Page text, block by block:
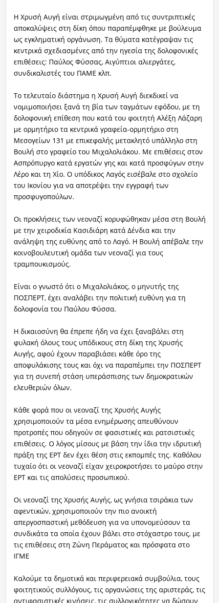
Η Χρυσή Αυγή είναι στριμωγμένη από τις συντριπτικές
αποκαλύψεις στη δίκη όπου παραπέμφθηκε με βούλευμα
ως εγκληματική οργάνωση. Τα θύματα κατέγραψαν τις
κεντρικά σχεδιασμένες από την ηγεσία της δολοφονικές
επιθέσεις: Παύλος Φύσσας, Αιγύπτιοι αλιεργάτες,
συνδικαλιστές του ΠΑΜΕ κλπ.
Το τελευταίο διάστημα η Χρυσή Αυγή διεκδικεί να
νομιμοποιήσει ξανά τη βία των ταγμάτων εφόδου, με τη
δολοφονική επίθεση που κατά του φοιτητή Αλέξη Λάζαρη
με ορμητήριο τα κεντρικά γραφεία-ορμητήριο στη
Μεσογείων 131 με επικεφαλής μετακλητό υπάλληλο στη
Βουλή στο γραφείο του Μιχαλολιάκου. Με επιθέσεις στον
Ασπρόπυργο κατά εργατών γης και κατά προσφύγων στην
Λέρο και τη Χίο. Ο υπόδικος Λαγός εισέβαλε στο σχολείο
του Ικονίου για να αποτρέψει την εγγραφή των
προσφυγοπούλων.
Οι προκλήσεις των νεοναζί κορυφώθηκαν μέσα στη Βουλή
με την χειροδικία Κασιδιάρη κατά Δένδια και την
ανάληψη της ευθύνης από το Λαγό. Η Βουλή απέβαλε την
κοινοβουλευτική ομάδα των νεοναζί για τους
τραμπουκισμούς.
Είναι ο γνωστό ότι ο Μιχαλολιάκος, ο μηνυτής της
ΠΟΣΠΕΡΤ, έχει αναλάβει την πολιτική ευθύνη για τη
δολοφονία του Παύλου Φύσσα.
Η δικαιοσύνη θα έπρεπε ήδη να έχει ξαναβάλει στη
φυλακή όλους τους υπόδικους στη δίκη της Χρυσής
Αυγής, αφού έχουν παραβιάσει κάθε όρο της
αποφυλάκισης τους και όχι να παραπέμπει την ΠΟΣΠΕΡΤ
για τη συνεπή στάση υπεράσπισης των δημοκρατικών
ελευθεριών όλων.
Κάθε φορά που οι νεοναζί της Χρυσής Αυγής
χρησιμοποιούν τα μέσα ενημέρωσης απευθύνουν
προτροπές που οδηγούν σε φασιστικές και ρατσιστικές
επιθέσεις. Ο λόγος μίσους με βάση την ίδια την ιδρυτική
πράξη της ΕΡΤ δεν έχει θέση στις εκπομπές της. Καθόλου
τυχαίο ότι οι νεοναζί είχαν χειροκροτήσει το μαύρο στην
ΕΡΤ και τις απολύσεις προσωπικού.
Οι νεοναζί της Χρυσής Αυγής, ως γνήσια τσιράκια των
αφεντικών, χρησιμοποιούν την πιο ανοικτή
απεργοσπαστική μεθόδευση για να υπονομεύσουν τα
συνδικάτα τα οποία έχουν βάλει στο στόχαστρο τους, με
τις επιθέσεις στη Ζώνη Περάματος και πρόσφατα στο
ΙΓΜΕ
Καλούμε τα δημοτικά και περιφερειακά συμβούλια, τους
φοιτητικούς συλλόγους, τις οργανώσεις της αριστεράς, τις
αντιφασιστικές κινήσεις, τις συλλογικότητες να δώσουν